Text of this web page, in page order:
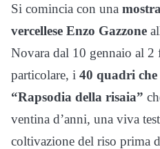
Si comincia con una
vercellese Enzo Gazzone
Novara dal 10 gennaio al
particolare, i 40 quadri
“Rapsodia della risaia”
ventina d’anni, una viva
coltivazione del riso prima